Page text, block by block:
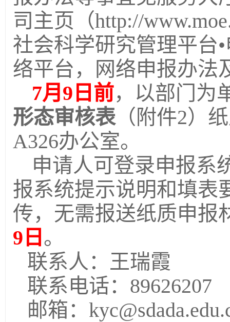
司主页（http://
社会科学研究管理平台
络平台，网络申报办法
7月9日前，以部门为
形态审核表（附件2）
A326办公室。
申请人可登录申报系
报系统提示说明和填表
传，无需报送纸质申报
9日 。
联系人：王瑞霞
联系电话：89626207
邮箱：